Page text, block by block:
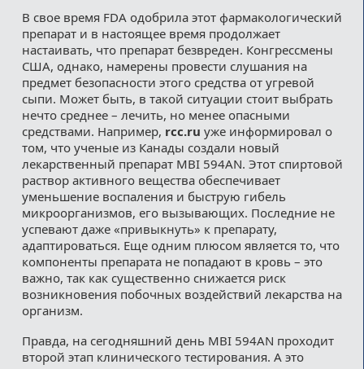
В свое время FDA одобрила этот фармакологический
препарат и в настоящее время продолжает
настаивать, что препарат безвреден. Конгрессмены
США, однако, намерены провести слушания на
предмет безопасности этого средства от угревой
сыпи. Может быть, в такой ситуации стоит выбрать
нечто среднее – лечить, но менее опасными
средствами. Например, rcc.ru уже информировал о
том, что ученые из Канады создали новый
лекарственный препарат MBI 594AN. Этот спиртовой
раствор активного вещества обеспечивает
уменьшение воспаления и быструю гибель
микроорганизмов, его вызывающих. Последние не
успевают даже «привыкнуть» к препарату,
адаптироваться. Еще одним плюсом является то, что
компоненты препарата не попадают в кровь – это
важно, так как существенно снижается риск
возникновения побочных воздействий лекарства на
организм.
Правда, на сегодняшний день MBI 594AN проходит
второй этап клинического тестирования. А это